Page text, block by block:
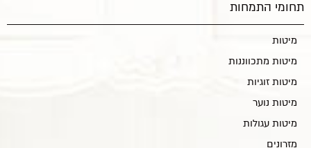
תחומי התמחות
מיטות
מיטות מתכווננות
מיטות זוגיות
מיטות נוער
מיטות עגולות
מזרונים